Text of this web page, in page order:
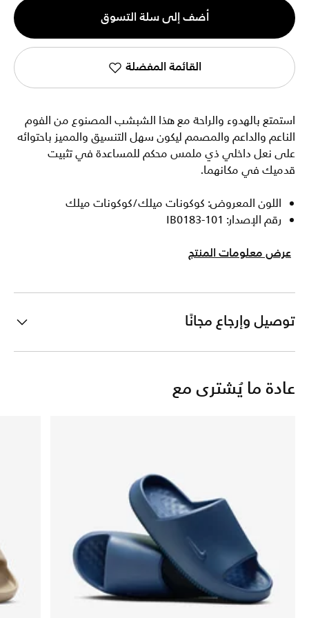
1
أضف إلى سلة التسوق
القائمة المفضلة
استمتع بالهدوء والراحة مع هذا الشبشب المصنوع من الفوم
الناعم والداعم والمصمم ليكون سهل التنسيق والمميز باحتوائه
على نعل داخلي ذي ملمس محكم للمساعدة في تثبيت
قدميك في مكانهما.
اللون المعروض: كوكونات ميلك/كوكونات ميلك
رقم الإصدار: IB0183-101
عرض معلومات المنتج
توصيل وإرجاع مجانًا
عادة ما يُشترى مع